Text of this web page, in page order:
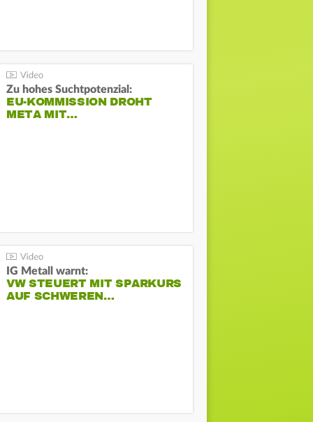
Zu hohes Suchtpotenzial:
EU-KOMMISSION DROHT
META MIT…
IG Metall warnt:
VW STEUERT MIT SPARKURS
AUF SCHWEREN…